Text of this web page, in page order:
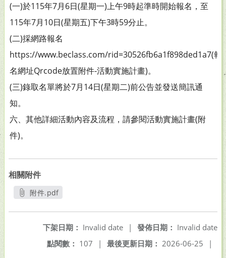
(一)於115年7月6日(星期一)上午9時起準時開始報名，至
115年7月10日(星期五)下午3時59分止。
(二)採網路報名
https://www.beclass.com/rid=30526fb6a1f898ded1a7(報
名網址Qrcode放置附件-活動實施計畫)。
(三)錄取名單將於7月14日(星期二)前公告並發送簡訊通
知。
六、其他詳細活動內容及流程，請參閱活動實施計畫(附
件)。
相關附件
附件.pdf
發佈日期： Invalid date
下架日期： Invalid date
|
最後更新日期： 2026-06-25 |
點閱數： 107 |